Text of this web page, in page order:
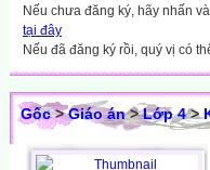
Nếu chưa đăng ký, hãy nhấn
tại đây
Nếu đã đăng ký rồi, quý vị có
Gốc>Giáo án>Lớp 4>